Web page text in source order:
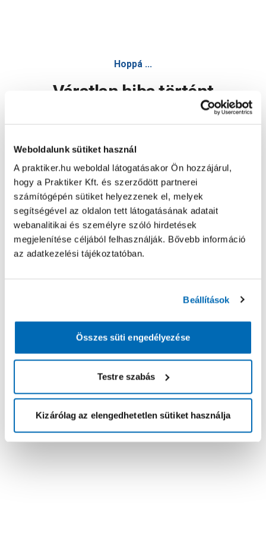
Weboldalunk sütiket használ
A praktiker.hu weboldal látogatásakor Ön hozzájárul,
hogy a Praktiker Kft. és szerződött partnerei
számítógépén sütiket helyezzenek el, melyek
segítségével az oldalon tett látogatásának adatait
webanalitikai és személyre szóló hirdetések
megjelenítése céljából felhasználják. Bővebb információ
az adatkezelési tájékoztatóban.
Beállítások
Összes süti engedélyezése
Testre szabás
Kizárólag az elengedhetetlen sütiket használja
Hoppá ...
Váratlan hiba történt
Oldal újratöltése